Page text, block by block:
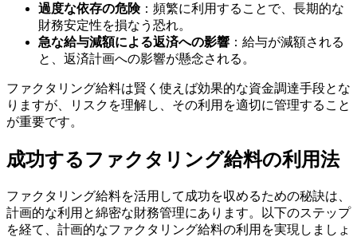
過度な依存の危険：頻繁に利用することで、長期的な
財務安定性を損なう恐れ。
急な給与減額による返済への影響 ：給与が減額される
と、返済計画への影響が懸念される。
ファクタリング給料は賢く使えば効果的な資金調達手段とな
りますが、リスクを理解し、その利用を適切に管理すること
が重要です。
成功するファクタリング給料の利用法
ファクタリング給料を活用して成功を収めるための秘訣は、
計画的な利用と綿密な財務管理にあります。以下のステップ
を経て、計画的なファクタリング給料の利用を実現しましょ